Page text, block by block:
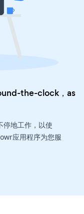
the-clock，as
停地工作，以使
应用程序为您服